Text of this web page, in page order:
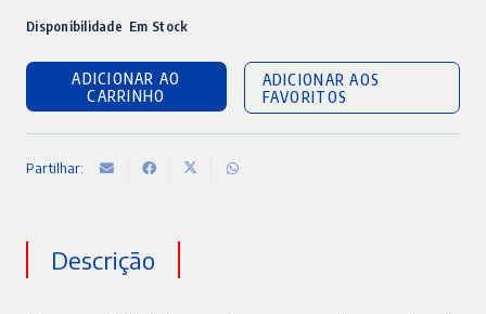
preço
original
era:
14,90 €.
preço
atual
é:
13,41 €.
Disponibilidade Em Stock
ADICIONAR AO
CARRINHO
ADICIONAR AOS
FAVORITOS
Partilhar:
Descrição